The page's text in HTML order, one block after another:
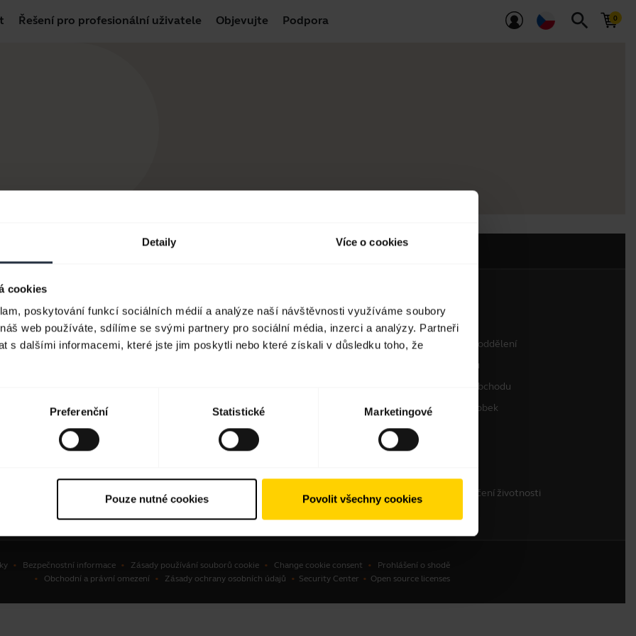
Detaily Více o cookies
cookies
poskytování funkcí sociálních médií a analýze naší návštěvnosti využíváme soubory
web používáte, sdílíme se svými partnery pro sociální média, inzerci a analýzy. Partneři
s dalšími informacemi, které jste jim poskytli nebo které získali v důsledku toho, že
Preferenční Statistické Marketingové
Pouze nutné cookies Povolit všechny cookies
Řešení pro profesionální uživatele Objevujte Podpora search
soupravy
Jak nakupovat
Vyhledání partnerů
Kontaktujte nás
Kontaktujte prodejní oddělení
Kontaktovat podporu
Podpora webového obchodu
Zaregistrujte svůj výrobek
Program pro vývojáře
Partnerský program
Firemní politika ukončení životnosti
Bezpečnostní informace Zásady používání souborů cookie Change cookie consent
Prohlášení o shodě
Obchodní a právní omezení
Zásady ochrany osobních údajů Security Center Open source licenses